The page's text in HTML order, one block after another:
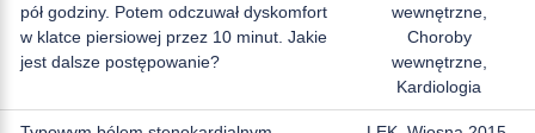
pół godziny. Potem odczuwał dyskomfort
w klatce piersiowej przez 10 minut. Jakie
jest dalsze postępowanie?
wewnętrzne,
Choroby
wewnętrzne,
Kardiologia